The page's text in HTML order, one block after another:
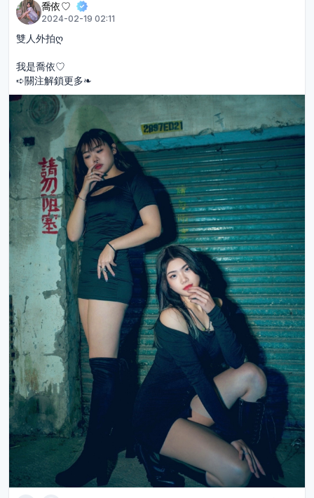
喬依♡︎
2024-02-19 02:11
雙人外拍ღ
我是喬依♡︎
➪關注解鎖更多❧